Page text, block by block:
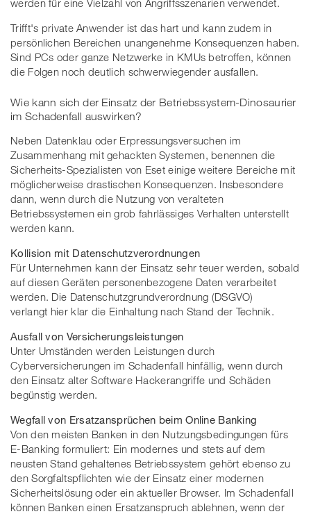
werden für eine Vielzahl von Angriffsszenarien verwendet.
Trifft's private Anwender ist das hart und kann zudem in
persönlichen Bereichen unangenehme Konsequenzen haben.
Sind PCs oder ganze Netzwerke in KMUs betroffen, können
die Folgen noch deutlich schwerwiegender ausfallen.
Wie kann sich der Einsatz der Betriebssystem-Dinosaurier
im Schadenfall auswirken?
Neben Datenklau oder Erpressungsversuchen im
Zusammenhang mit gehackten Systemen, benennen die
Sicherheits-Spezialisten von Eset einige weitere Bereiche mit
möglicherweise drastischen Konsequenzen. Insbesondere
dann, wenn durch die Nutzung von veralteten
Betriebssystemen ein grob fahrlässiges Verhalten unterstellt
werden kann.
Kollision mit Datenschutzverordnungen
Für Unternehmen kann der Einsatz sehr teuer werden, sobald
auf diesen Geräten personenbezogene Daten verarbeitet
werden. Die Datenschutzgrundverordnung (DSGVO)
verlangt hier klar die Einhaltung nach Stand der Technik.
Ausfall von Versicherungsleistungen
Unter Umständen werden Leistungen durch
Cyberversicherungen im Schadenfall hinfällig, wenn durch
den Einsatz alter Software Hackerangriffe und Schäden
begünstig werden.
Wegfall von Ersatzansprüchen beim Online Banking
Von den meisten Banken in den Nutzungsbedingungen fürs
E-Banking formuliert: Ein modernes und stets auf dem
neusten Stand gehaltenes Betriebssystem gehört ebenso zu
den Sorgfaltspflichten wie der Einsatz einer modernen
Sicherheitslösung oder ein aktueller Browser. Im Schadenfall
können Banken einen Ersatzanspruch ablehnen, wenn der